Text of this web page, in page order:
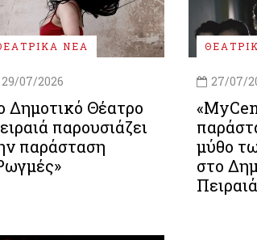
ΝΕΑ
29/07/2026
Δημοτικό Θέατρο
παρουσιάζει
παράσταση
27/07/
μύθο
στο
Πειραιά